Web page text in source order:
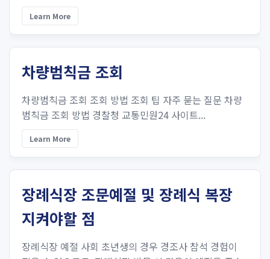
Learn More
차량범칙금 조회
차량범칙금 조회 조회 방법 조회 팁 자주 묻는 질문 차량
범칙금 조회 방법 경찰청 교통민원24 사이트...
Learn More
장례식장 조문예절 및 장례식 복장
지켜야할 점
장례식장 예절 사회 초년생의 경우 경조사 참석 경험이